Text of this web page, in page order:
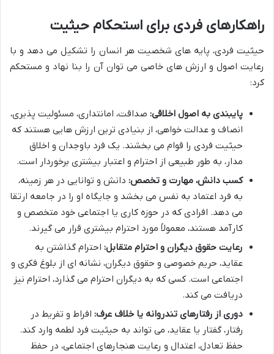
راهکارهای فردی برای استحکام حیثیت
حیثیت فردی، پایه های شخصیت هر انسان را تشکیل می دهد و با
رعایت اصول و ارزش های خاصی می توان آن را بنا نهاد و مستحکم
کرد:
پایبندی به اصول اخلاقی: صداقت، امانتداری، مسئولیت پذیری،
انصاف و عدالت خواهی، از بنیادی ترین ارزش هایی هستند که
حیثیت فردی را قوام می بخشند. یک فرد باوجدان و اخلاق
مدار، به طور طبیعی از احترام و اعتبار بیشتری برخوردار است.
کسب دانش، مهارت و تخصص: دانش و توانایی در هر زمینه،
به فرد اعتماد به نفس می بخشد و جایگاه او را در جامعه ارتقا
می دهد. افرادی که در حوزه کاری یا اجتماعی خود متخصص و
کارآمد هستند، معمولاً مورد احترام بیشتری قرار می گیرند.
رعایت حقوق دیگران و احترام متقابل: احترام گذاشتن به
عقاید، حریم خصوصی و حقوق دیگران، نشانه ای از بلوغ فکری و
اجتماعی است. کسی که به دیگران احترام می گذارد، احترام نیز
دریافت می کند.
دوری از رفتارهای تندروانه یا خلاف عرف: افراط و تفریط در
رفتار، گفتار یا عقاید، می تواند به حیثیت فرد لطمه وارد کند.
حفظ تعادل، اعتدال و رعایت هنجارهای اجتماعی، در حفظ